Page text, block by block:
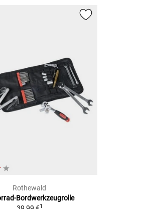
Rothewald
Bordwerkzeugrolle
1